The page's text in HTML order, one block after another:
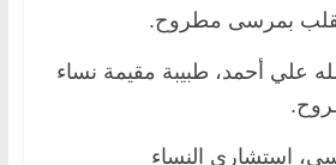
بمرسى مطروح.
علي أحمد، طبيبة مقيمة نساء
استشاري النساء